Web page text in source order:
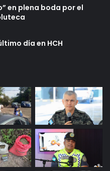
en plena boda por el
día en HCH